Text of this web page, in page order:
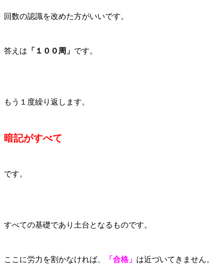
回数の認識を改めた方がいいです。
答えは 「１００周」 です。
もう１度繰り返します。
暗記がすべて
です。
すべての基礎であり土台となるものです。
ここに労力を割かなければ、 「合格」 は近づいてきません。